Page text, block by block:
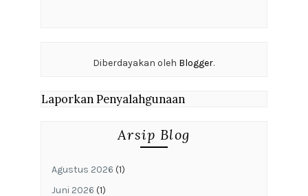
Diberdayakan oleh Blogger.
Laporkan Penyalahgunaan
Arsip Blog
Agustus 2026 (1)
Juni 2026 (1)